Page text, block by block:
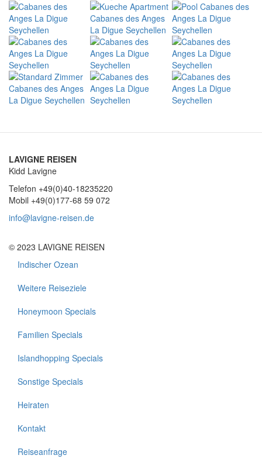
LAVIGNE REISEN
Kidd Lavigne
Telefon +49(0)40-18235220
Mobil +49(0)177-68 59 072
info@lavigne-reisen.de
© 2023 LAVIGNE REISEN
Footer
1
Indischer Ozean
Weitere Reiseziele
Honeymoon Specials
Familien Specials
Islandhopping Specials
Sonstige Specials
Heiraten
Footer
2
Kontakt
Reiseanfrage